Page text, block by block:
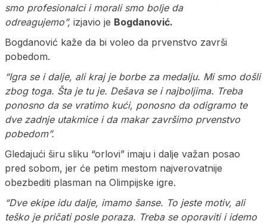
smo profesionalci i morali smo bolje da
odreagujemo”, izjavio je Bogdanović.
Bogdanović kaže da bi voleo da prvenstvo završi
pobedom.
“Igra se i dalje, ali kraj je borbe za medalju. Mi smo došli
zbog toga. Šta je tu je. Dešava se i najboljima. Treba
ponosno da se vratimo kući, ponosno da odigramo te
dve zadnje utakmice i da makar završimo prvenstvo
pobedom”.
Gledajući širu sliku “orlovi” imaju i dalje važan posao
pred sobom, jer će petim mestom najverovatnije
obezbediti plasman na Olimpijske igre.
“Dve ekipe idu dalje, imamo šanse. To jeste motiv, ali
teško je pričati posle poraza. Treba se oporaviti i idemo